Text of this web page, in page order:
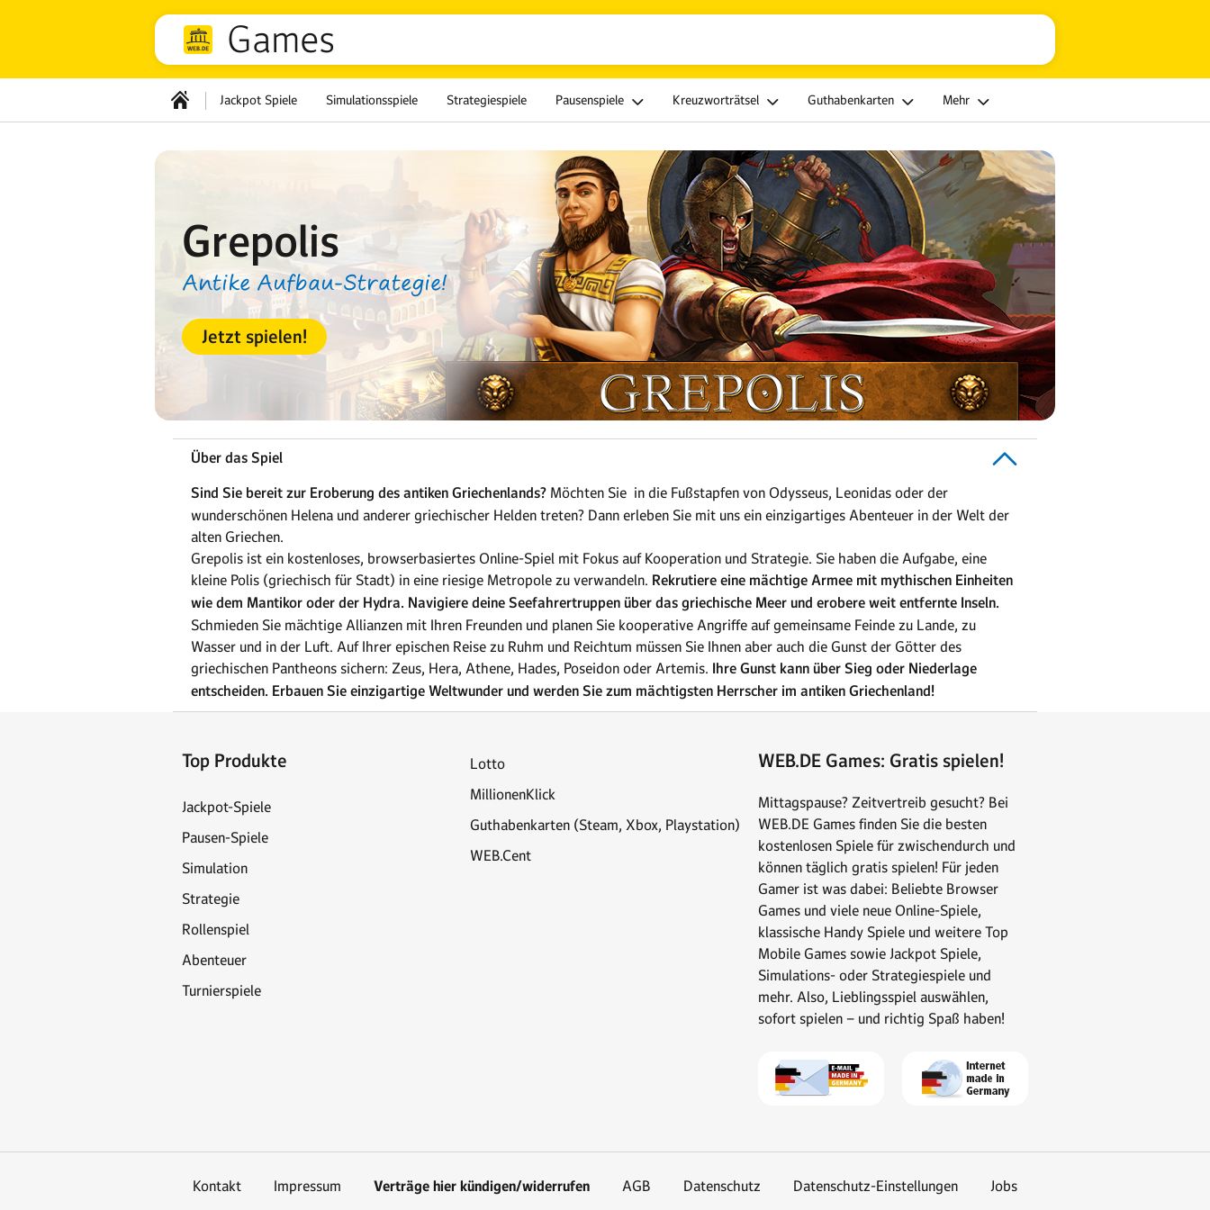
Games
Jackpot Spiele Simulationsspiele Strategiespiele Pausenspiele Kreuzworträtsel Guthabenkarten Mehr
Grepolis
Antike Aufbau-Strategie!
Jetzt spielen!
Über das Spiel
Sind Sie bereit zur Eroberung des antiken Griechenlands? Möchten Sie in die Fußstapfen von Odysseus, Leonidas oder der
wunderschönen Helena und anderer griechischer Helden treten? Dann erleben Sie mit uns ein einzigartiges Abenteuer in der Welt der
alten Griechen.
Grepolis ist ein kostenloses, browserbasiertes Online-Spiel mit Fokus auf Kooperation und Strategie. Sie haben die Aufgabe, eine
kleine Polis (griechisch für Stadt) in eine riesige Metropole zu verwandeln. Rekrutiere eine mächtige Armee mit mythischen Einheiten
wie dem Mantikor oder der Hydra. Navigiere deine Seefahrertruppen über das griechische Meer und erobere weit entfernte Inseln.
Schmieden Sie mächtige Allianzen mit Ihren Freunden und planen Sie kooperative Angriffe auf gemeinsame Feinde zu Lande, zu
Wasser und in der Luft. Auf Ihrer epischen Reise zu Ruhm und Reichtum müssen Sie Ihnen aber auch die Gunst der Götter des
griechischen Pantheons sichern: Zeus, Hera, Athene, Hades, Poseidon oder Artemis. Ihre Gunst kann über Sieg oder Niederlage
entscheiden. Erbauen Sie einzigartige Weltwunder und werden Sie zum mächtigsten Herrscher im antiken Griechenland!
Top Produkte
Jackpot-Spiele
Pausen-Spiele
Simulation
Strategie
Rollenspiel
Abenteuer
Turnierspiele
Lotto
MillionenKlick
Guthabenkarten (Steam, Xbox, Playstation)
WEB.Cent
WEB.DE Games: Gratis spielen!
Mittagspause? Zeitvertreib gesucht? Bei
WEB.DE Games finden Sie die besten
kostenlosen Spiele für zwischendurch und
können täglich gratis spielen! Für jeden
Gamer ist was dabei: Beliebte Browser
Games und viele neue Online-Spiele,
klassische Handy Spiele und weitere Top
Mobile Games sowie Jackpot Spiele,
Simulations- oder Strategiespiele und
mehr. Also, Lieblingsspiel auswählen,
sofort spielen – und richtig Spaß haben!
Kontakt Impressum Verträge hier kündigen/widerrufen AGB Datenschutz Datenschutz-Einstellungen
Jobs